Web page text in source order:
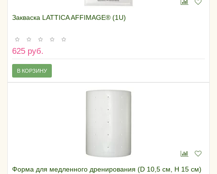
Закваска LATTICA AFFIMAGE® (1U)
625 руб.
В КОРЗИНУ
Форма для медленного дренирования (D 10,5 см, H 15 см)